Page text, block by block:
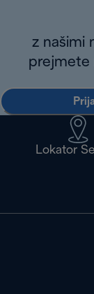
z našimi
prejmete
Lokator